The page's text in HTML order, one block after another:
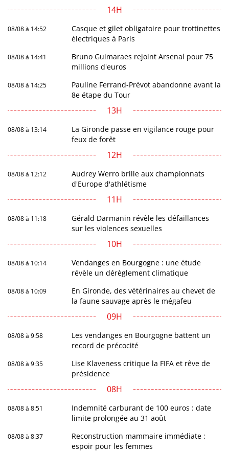
14H
08/08 à 14:52
Casque et gilet obligatoire pour trottinettes
électriques à Paris
08/08 à 14:41
Bruno Guimaraes rejoint Arsenal pour 75
millions d'euros
08/08 à 14:25
Pauline Ferrand-Prévot abandonne avant la
8e étape du Tour
13H
08/08 à 13:14
La Gironde passe en vigilance rouge pour
feux de forêt
12H
08/08 à 12:12
Audrey Werro brille aux championnats
d'Europe d'athlétisme
11H
08/08 à 11:18
Gérald Darmanin révèle les défaillances
sur les violences sexuelles
10H
08/08 à 10:14
Vendanges en Bourgogne : une étude
révèle un dérèglement climatique
08/08 à 10:09
En Gironde, des vétérinaires au chevet de
la faune sauvage après le mégafeu
09H
08/08 à 9:58
Les vendanges en Bourgogne battent un
record de précocité
08/08 à 9:35
Lise Klaveness critique la FIFA et rêve de
présidence
08H
08/08 à 8:51
Indemnité carburant de 100 euros : date
limite prolongée au 31 août
08/08 à 8:37
Reconstruction mammaire immédiate :
espoir pour les femmes